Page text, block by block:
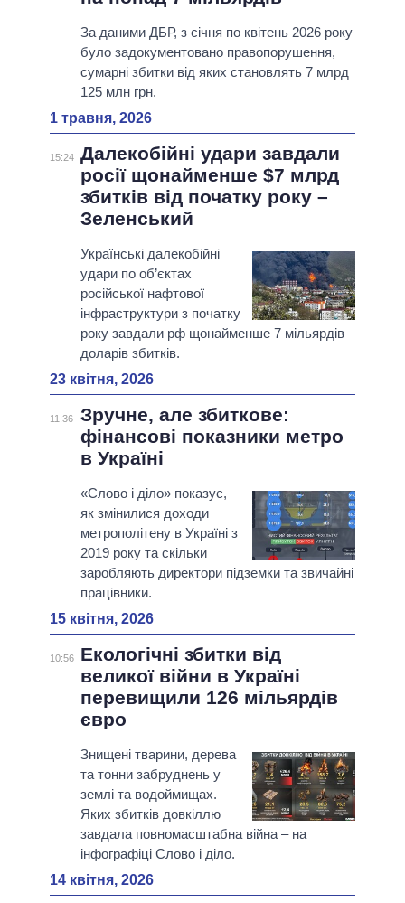
За даними ДБР, з січня по квітень 2026 року
було задокументовано правопорушення,
сумарні збитки від яких становлять 7 млрд
125 млн грн.
1 травня, 2026
15:24 Далекобійні удари завдали
росії щонайменше $7 млрд
збитків від початку року –
Зеленський
Українські далекобійні
удари по об’єктах
російської нафтової
інфраструктури з початку
року завдали рф щонайменше 7 мільярдів
доларів збитків.
23 квітня, 2026
11:36
Зручне, але збиткове:
фінансові показники метро
в Україні
«Слово і діло» показує,
як змінилися доходи
метрополітену в Україні з
2019 року та скільки
заробляють директори підземки та звичайні
працівники.
15 квітня, 2026
10:56
Екологічні збитки від
великої війни в Україні
перевищили 126 мільярдів
євро
Знищені тварини, дерева
та тонни забруднень у
землі та водоймищах.
Яких збитків довкіллю
завдала повномасштабна війна – на
інфографіці Слово і діло.
14 квітня, 2026